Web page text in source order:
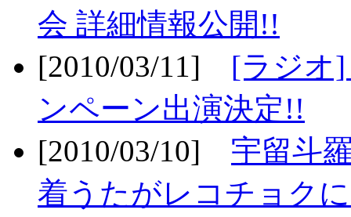
会 詳細情報公開!!
[2010/03/11] [ラジオ
ンペーン出演決定!!
[2010/03/10] 宇留斗
着うたがレコチョク